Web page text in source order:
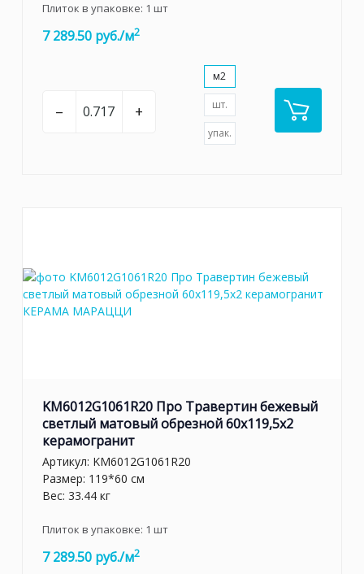
Плиток в упаковке: 1 шт
7 289.50 руб./м2
– +
м2
шт.
упак.
KM6012G1061R20 Про Травертин бежевый
светлый матовый обрезной 60x119,5x2
керамогранит
Артикул: KM6012G1061R20
Размер: 119*60 см
Вес: 33.44 кг
Плиток в упаковке: 1 шт
7 289.50 руб./м2